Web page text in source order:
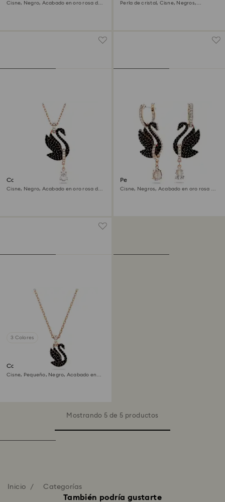
Cisne, Negro, Acabado en oro rosa de
Perla de cristal, Cisne, Negros,
Colgante Swan
Cisne, Negro, Acabado en oro rosa de
Pendientes Swan
Cisne, Negros, Acabado en oro rosa de
3 Colores
Colgante Swan
Cisne, Pequeño, Negro, Acabado en
Mostrando 5 de 5 productos
Inicio Categorías
También podría gustarte